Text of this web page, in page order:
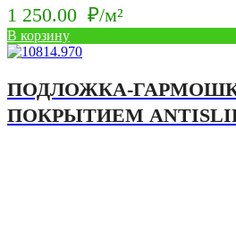
1 250.00 ₽/м²
В корзину
ПОДЛОЖКА-
ПОКРЫТИЕМ